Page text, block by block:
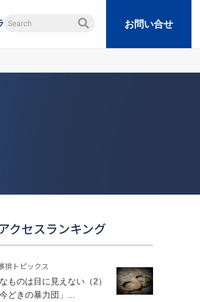
お問い合せ
クセスランキング
排トピックス
ものは目に見えない（2）
どきの暴力団」...